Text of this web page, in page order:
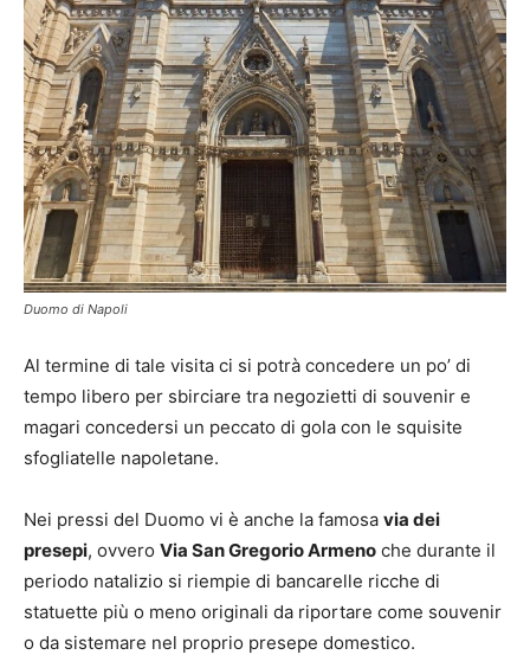
Duomo di Napoli
Al termine di tale visita ci si potrà concedere un po’ di
tempo libero per sbirciare tra negozietti di souvenir e
magari concedersi un peccato di gola con le squisite
sfogliatelle napoletane.
Nei pressi del Duomo vi è anche la famosa via dei
presepi, ovvero Via San Gregorio Armeno che durante il
periodo natalizio si riempie di bancarelle ricche di
statuette più o meno originali da riportare come souvenir
o da sistemare nel proprio presepe domestico.